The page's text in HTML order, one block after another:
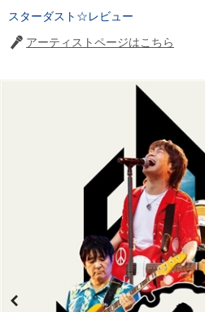
スターダスト☆レビュー
アーティストページはこちら